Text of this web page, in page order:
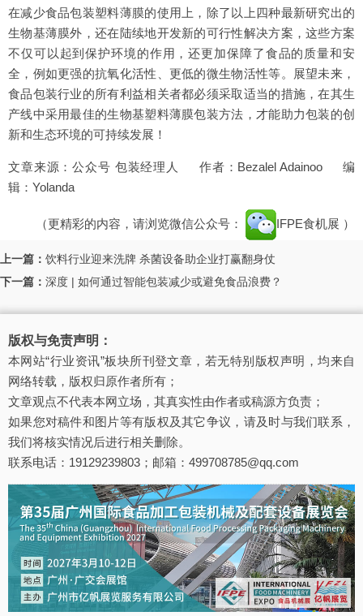
在减少食品包装塑料薄膜的使用上，除了以上四种最新研究出的
生物基薄膜外，还在陆续地开发新的可行性解决方案，这些方案
不仅可以起到保护环境的作用，还更加保障了食品的质量和安
全，例如更强的抗氧化活性、更低的微生物活性等。展望未来，
食品包装行业的所有利益相关者都必须采取适当的措施，在其生
产线中采用最佳的生物基塑料薄膜包装方法，才能助力包装的创
新和生态环境的可持续发展！
文章来源：公众号 包装经理人 作者：Bezalel Adainoo 编
辑：Yolanda
（更精彩的内容，请浏览微信公众号： IFPE食机展 ）
上一篇： 饮料行业迎来洗牌 杀菌设备助企业打赢翻身仗
下一篇： 深度 | 如何通过智能包装减少或避免食品浪费？
版权与免责声明：
本网站“行业资讯”板块所刊登文章，若无特别版权声明，均来自
网络转载，版权归原作者所有；
文章观点不代表本网立场，其真实性由作者或稿源方负责；
如果您对稿件和图片等有版权及其它争议，请及时与我们联系，
我们将核实情况后进行相关删除。
联系电话：19129239803；邮箱：499708785@qq.com